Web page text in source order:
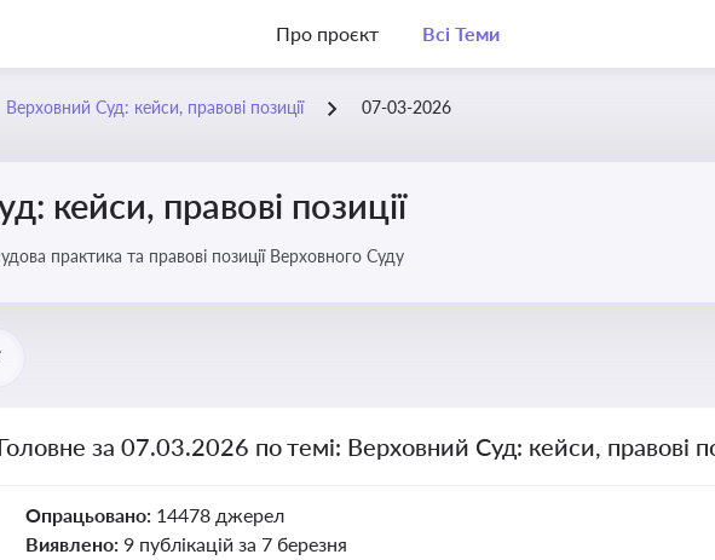
Про проєкт Всі Теми
Верховний Суд: кейси, правові позиції 07-03-2026
кейси, правові позиції
практика та правові позиції Верховного Суду
за 07.03.2026 по темі: Верховний Суд: кейси, правові
Опрацьовано: 14478 джерел
Виявлено: 9 публікацій за 7 березня